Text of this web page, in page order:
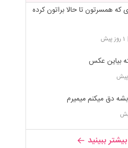
همسرتون تا حالا براتون کرده
1 روز پیش
بیاین عکس
دق میکنم میمیرم
بیشتر ببینید